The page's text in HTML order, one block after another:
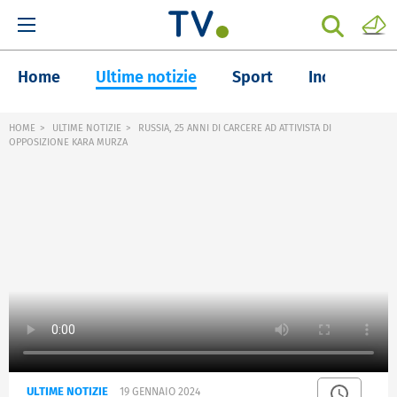
Home Ultime notizie Sport Inchieste
HOME ULTIME NOTIZIE
RUSSIA, 25 ANNI DI CARCERE AD ATTIVISTA DI
OPPOSIZIONE KARA MURZA
ULTIME NOTIZIE 19 GENNAIO 2024